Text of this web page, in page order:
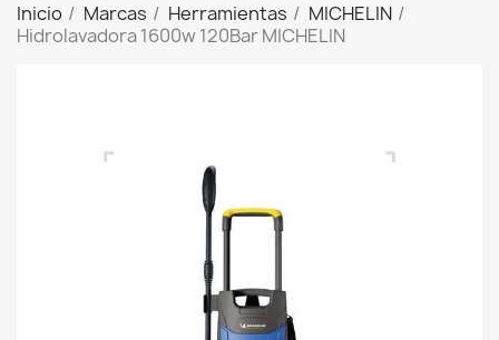
Inicio Marcas Herramientas
MICHELIN
Hidrolavadora 1600w 120Bar MICHELIN